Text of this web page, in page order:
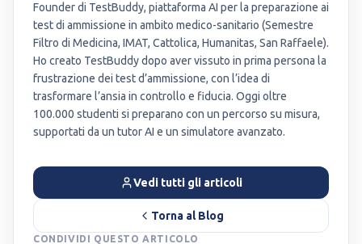
Founder di TestBuddy, piattaforma AI per la preparazione ai
test di ammissione in ambito medico-sanitario (Semestre
Filtro di Medicina, IMAT, Cattolica, Humanitas, San Raffaele).
Ho creato TestBuddy dopo aver vissuto in prima persona la
frustrazione dei test d’ammissione, con l’idea di
trasformare l’ansia in controllo e fiducia. Oggi oltre
100.000 studenti si preparano con un percorso su misura,
supportati da un tutor AI e un simulatore avanzato.
Vedi tutti gli articoli
Torna al Blog
CONDIVIDI QUESTO ARTICOLO